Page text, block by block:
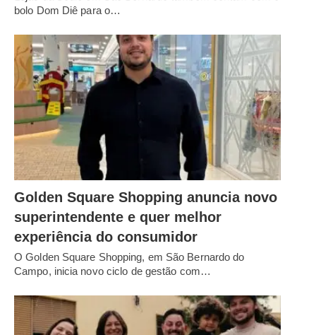
bolo Dom Diê para o…
Golden Square Shopping anuncia novo
superintendente e quer melhor
experiência do consumidor
O Golden Square Shopping, em São Bernardo do
Campo, inicia novo ciclo de gestão com…